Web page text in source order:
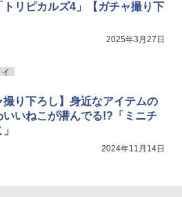
トリピカルズ4」【ガチャ撮り下
2025年3月27日
撮り下ろし】身近なアイテムの
いいねこが潜んでる!?「ミニチ
2024年11月14日